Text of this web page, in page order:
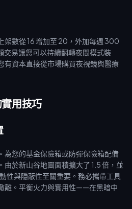
架數從 16 增加至 20，外加每週 300
交易讓您可以持續翻轉夜間模式裝
有資本直接從市場購買夜視鏡與醫療
用技巧
為您的基金保險箱或防彈保險箱配備
於新山谷地圖面積擴大了 1.5 倍，並
性與隱蔽性至關重要。務必攜帶工具
離。平衡火力與實用性——在黑暗中